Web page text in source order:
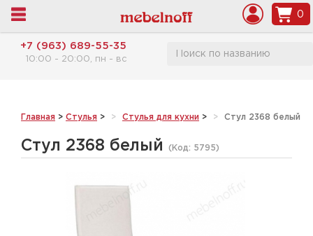
0
+7 (963) 689-55-35
10:00 - 20:00, пн - вс
Главная > Стулья > Стулья для кухни > Стул 2368 белый
Стул 2368 белый (Код: 5795)